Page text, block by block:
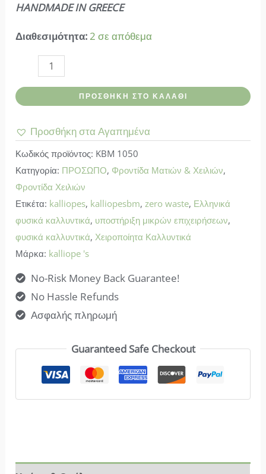
HANDMADE IN GREECE
Διαθεσιμότητα:2 σε απόθεμα
Kalliope
Lip
Tangerine
7
ml
ποσότητα
ΠΡΟΣΘΉΚΗ ΣΤΟ ΚΑΛΆΘΙ
Προσθήκη στα Αγαπημένα
Κωδικός προϊόντος: KBM 1050
Κατηγορία: ΠΡΟΣΩΠΟ, Φροντίδα Ματιών & Χειλιών,
Φροντίδα Χειλιών
Ετικέτα: kalliopes, kalliopesbm,zero waste, Ελληνικά
φυσικά καλλυντικά, υποστήριξη μικρών επιχειρήσεων,
φυσικά καλλυντικά,Χειροποίητα Καλλυντικά
Μάρκα: kalliope 's
No-Risk Money Back Guarantee!
No Hassle Refunds
Ασφαλής πληρωμή
Guaranteed Safe Checkout